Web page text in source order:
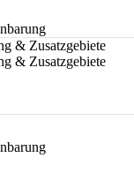
& Zusatzgebiete
& Zusatzgebiete